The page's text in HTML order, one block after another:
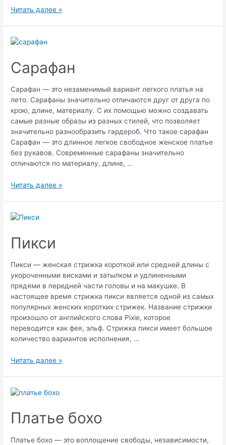
Платье
Читать далее »
Сарафан
Сарафан — это незаменимый вариант легкого платья на
лето. Сарафаны значительно отличаются друг от друга по
крою, длине, материалу. С их помощью можно создавать
самые разные образы из разных стилей, что позволяет
значительно разнообразить гардероб. Что такое сарафан
Сарафан — это длинное легкое свободное женское платье
без рукавов. Современные сарафаны значительно
отличаются по материалу, длине, …
Сарафан
Читать далее »
Пикси
Пикси — женская стрижка короткой или средней длины с
укороченными висками и затылком и удлиненными
прядями в передней части головы и на макушке. В
настоящее время стрижка пикси является одной из самых
популярных женских коротких стрижек. Название стрижки
произошло от английского слова Pixie, которое
переводится как фея, эльф. Стрижка пикси имеет большое
количество вариантов исполнения, …
Пикси
Читать далее »
Платье бохо
Платье бохо — это воплощение свободы, независимости,